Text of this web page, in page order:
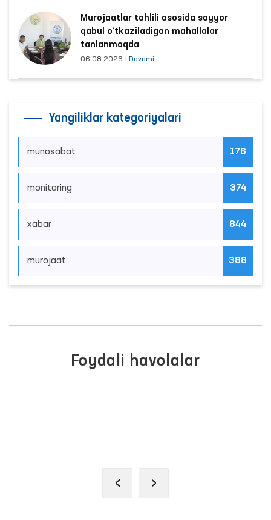
Murojaatlar tahlili asosida sayyor
qabul o‘tkaziladigan mahallalar
tanlanmoqda
06.08.2026 Davomi
Yangiliklar kategoriyalari
munosabat 176
monitoring 374
xabar 844
murojaat 388
Foydali havolalar
‹ ›